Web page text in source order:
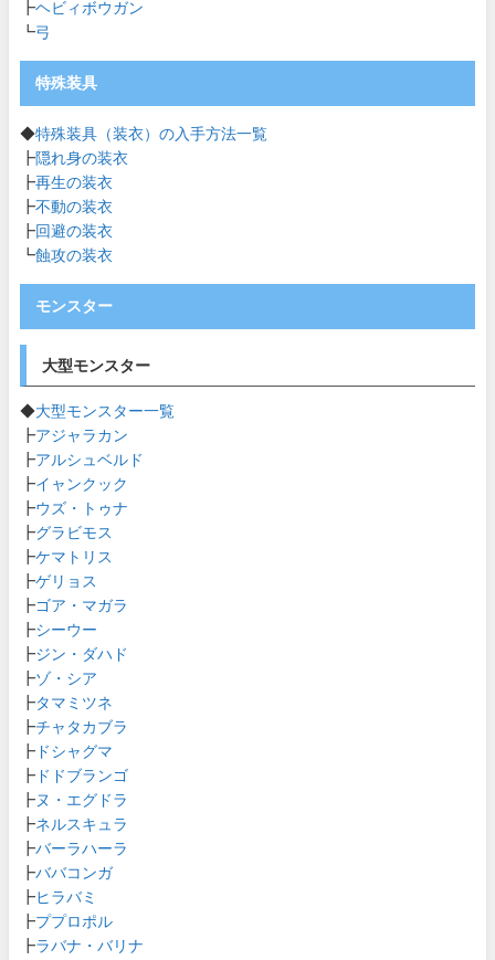
┣ヘビィボウガン
┗弓
特殊装具
◆特殊装具（装衣）の入手方法一覧
┣隠れ身の装衣
┣再生の装衣
┣不動の装衣
┣ 回避の装衣
┗蝕攻の装衣
モンスター
大型モンスター
◆大型モンスター一覧
┣アジャラカン
┣アルシュベルド
┣イャンクック
┣ウズ・トゥナ
┣グラビモス
┣ケマトリス
┣ゲリョス
┣ゴア・マガラ
┣シーウー
┣ジン・ダハド
┣ゾ・シア
┣タマミツネ
┣チャタカブラ
┣ ドシャグマ
┣ ドドブランゴ
┣ヌ・エグドラ
┣ネルスキュラ
┣バーラハーラ
┣ババコンガ
┣ ヒラバミ
┣ププロポル
┣ラバナ・バリナ